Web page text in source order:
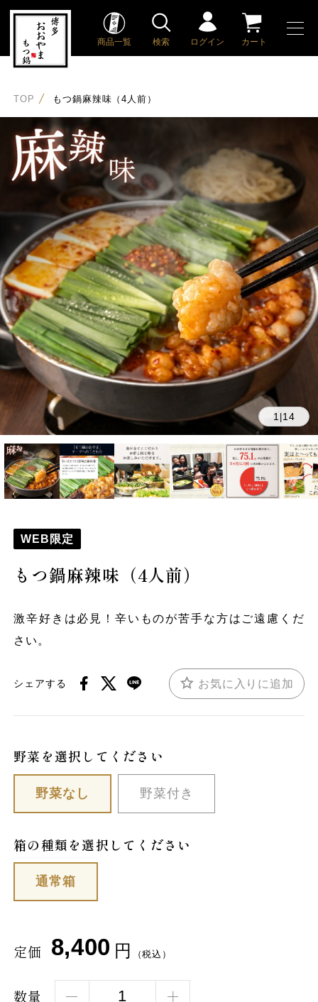
商品一覧 検索 ログイン カート
TOP もつ鍋麻辣味（4人前）
1 |14
WEB限定
もつ鍋麻辣味（4人前）
激辛好きは必見！辛いものが苦手な方はご遠慮くだ
さい。
シェアする お気に入りに追加
野菜を選択してください
野菜なし 野菜付き
箱の種類を選択してください
通常箱
定価 8,400 円 （税込）
数量